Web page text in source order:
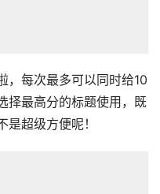
，每次最多可以同时给10
择最高分的标题使用，既
超级方便呢！